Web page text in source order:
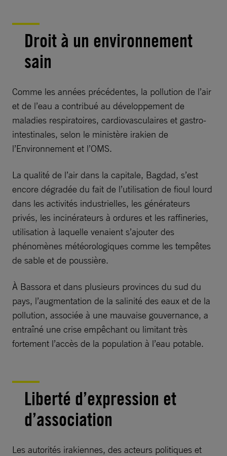
Droit à un environnement
sain
Comme les années précédentes, la pollution de l’air
et de l’eau a contribué au développement de
maladies respiratoires, cardiovasculaires et gastro-
intestinales, selon le ministère irakien de
l’Environnement et l’OMS.
La qualité de l’air dans la capitale, Bagdad, s’est
encore dégradée du fait de l’utilisation de fioul lourd
dans les activités industrielles, les générateurs
privés, les incinérateurs à ordures et les raffineries,
utilisation à laquelle venaient s’ajouter des
phénomènes météorologiques comme les tempêtes
de sable et de poussière.
À Bassora et dans plusieurs provinces du sud du
pays, l’augmentation de la salinité des eaux et de la
pollution, associée à une mauvaise gouvernance, a
entraîné une crise empêchant ou limitant très
fortement l’accès de la population à l’eau potable.
Liberté d’expression et
d’association
Les autorités irakiennes, des acteurs politiques et